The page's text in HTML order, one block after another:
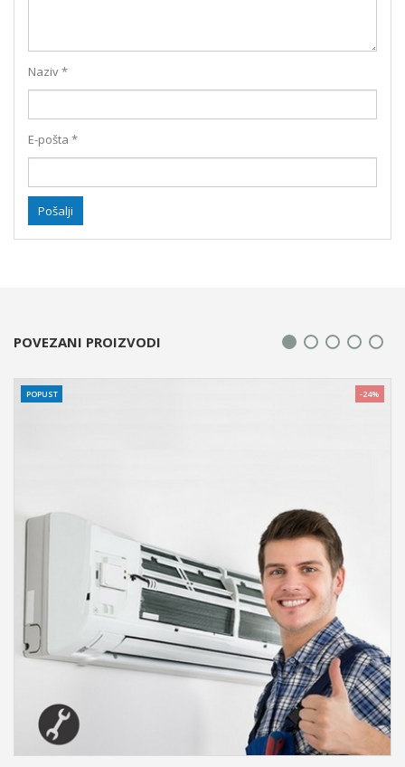
Naziv*
E-pošta *
POVEZANI PROIZVODI
POPUST -24%